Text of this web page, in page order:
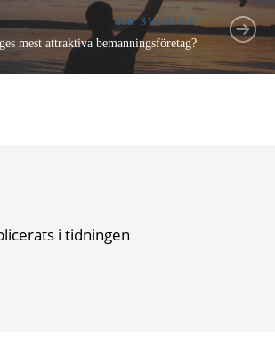
HR SVERIGE
mest attraktiva bemanningsföretag?
i tidningen